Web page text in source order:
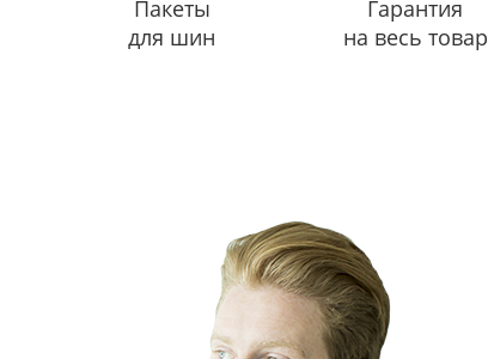
Пакеты
для шин
Гарантия
на весь товар